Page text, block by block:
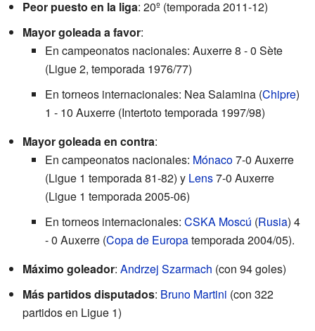
Peor puesto en la liga: 20º (temporada 2011-12)
Mayor goleada a favor:
En campeonatos nacionales: Auxerre 8 - 0 Sète
(Ligue 2, temporada 1976/77)
En torneos internacionales: Nea Salamina (Chipre)
1 - 10 Auxerre (Intertoto temporada 1997/98)
Mayor goleada en contra:
En campeonatos nacionales: Mónaco7-0 Auxerre
(Ligue 1 temporada 81-82) y Lens7-0 Auxerre
(Ligue 1 temporada 2005-06)
En torneos internacionales: CSKA Moscú (Rusia) 4
- 0 Auxerre (Copa de Europatemporada 2004/05).
Máximo goleador: Andrzej Szarmach (con 94 goles)
Más partidos disputados: Bruno Martini (con 322
partidos en Ligue 1)